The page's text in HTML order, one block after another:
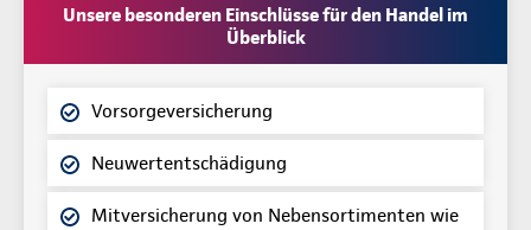
Unsere besonderen Einschlüsse für den Handel im
Überblick
Vorsorgeversicherung
Neuwertentschädigung
Mitversicherung von Nebensortimenten wie